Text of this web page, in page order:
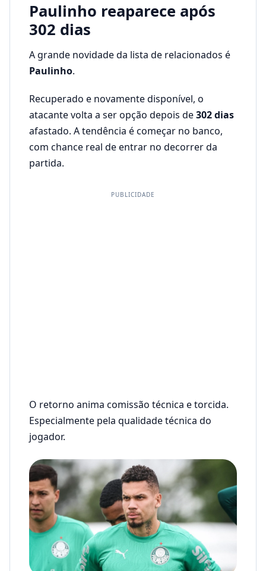
Paulinho reaparece após
302 dias
A grande novidade da lista de relacionados é
Paulinho.
Recuperado e novamente disponível, o
atacante volta a ser opção depois de302 dias
afastado. A tendência é começar no banco,
com chance real de entrar no decorrer da
partida.
PUBLICIDADE
O retorno anima comissão técnica e torcida.
Especialmente pela qualidade técnica do
jogador.